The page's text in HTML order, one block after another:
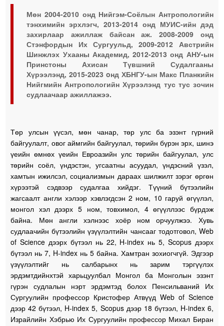
Мөн 2004-2010 онд Нийгэм-Соёлын Антропологийн
тэнхимийн эрхлэгч, 2013-2014 онд МУИС-ийн дэд
захирлаар ажиллаж байсан аж. 2008-2009 онд
Стэнфордын Их Сургуульд, 2009-2012 Австрийн
Шинжлэх Ухааны Академид, 2012-2013 онд АНУ-ын
Принстоны Ахисан Түвшний Судалгааны
Хүрээлэнд, 2015-2023 oнд ХБНГУ-ын Макс Планкийн
Нийгмийн Антропологийн Хүрээлэнд тус тус зочин
судлаачаар ажиллажээ.
Төр улсын үүсэл, мөн чанар, төр улс ба эзэнт гүрний
байгуулалт, овог аймгийн байгуулал, төрийн бүрэн эрх, шинэ
үеийн өмнөх үеийн Евроазийн улс төрийн байгуулал, улс
төрийн соёл, үндэстэн, угсаатны асуудал, үндэсний үзэл,
хамтын ижилсэл, социализмын дараах шилжилт зэрэг өргөн
хүрээтэй сэдвээр судалгаа хийдэг. Түүний бүтээлийн
жагсаалт англи хэлээр хэвлэгдсэн 2 ном, 10 гаруй өгүүлэл,
монгол хэл дээрх 5 ном, товхимол, 4 өгүүллээс бүрдэж
байна. Мөн англи хэлнээс хоёр ном орчуулжээ. Хувь
судлаачийн бүтээлийн үзүүлэлтийн чансааг тодотговол, Web
of Science дээрх бүтээл нь 22, H-index нь 5, Scopus дээрх
бүтээл нь 7, H-index нь 5 байна. Хамтран зохиогчгүй. Эдгээр
үзүүлэлтийг нь салбарынх нь зарим тэргүүлэх
эрдэмтдийнхтэй харьцуулбал Монгол ба Монголын эзэнт
гүрэн судлалын нэрт эрдэмтэд болох Пенсильваний Их
Сургуулийн профессор Кристофер Атвүүд Web of Science
дээр 42 бүтээл, H-index 5, Scopus дээр 18 бүтээл, H-index 6,
Израйлийн Хэбрью Их Сургуулийн профессор Михал Биран